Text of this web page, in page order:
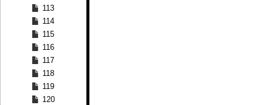
113
114
115
116
117
118
119
120